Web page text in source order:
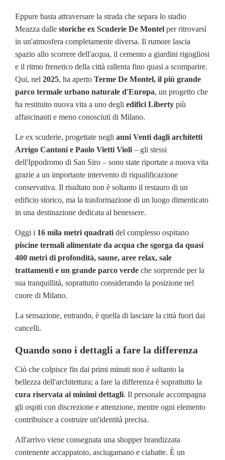
Eppure basta attraversare la strada che separa lo stadio
Meazza dalle storiche ex Scuderie De Montel per ritrovarsi
in un'atmosfera completamente diversa. Il rumore lascia
spazio allo scorrere dell'acqua, il cemento a giardini rigogliosi
e il ritmo frenetico della città rallenta fino quasi a scomparire.
Qui, nel 2025, ha aperto Terme De Montel, il più grande
parco termale urbano naturale d'Europa, un progetto che
ha restituito nuova vita a uno degli edifici Liberty più
affascinanti e meno conosciuti di Milano.
Le ex scuderie, progettate negli anni Venti dagli architetti
Arrigo Cantoni e Paolo Vietti Violi– gli stessi
dell'Ippodromo di San Siro – sono state riportate a nuova vita
grazie a un importante intervento di riqualificazione
conservativa. Il risultato non è soltanto il restauro di un
edificio storico, ma la trasformazione di un luogo dimenticato
in una destinazione dedicata al benessere.
Oggi i 16 mila metri quadratidel complesso ospitano
piscine termali alimentate da acqua che sgorga da quasi
400 metri di profondità, saune, aree relax, sale
trattamenti e un grande parco verde che sorprende per la
sua tranquillità, soprattutto considerando la posizione nel
cuore di Milano.
La sensazione, entrando, è quella di lasciare la città fuori dai
cancelli.
Quando sono i dettagli a fare la differenza
Ciò che colpisce fin dai primi minuti non è soltanto la
bellezza dell'architettura; a fare la differenza è soprattutto la
cura riservata ai minimi dettagli. Il personale accompagna
gli ospiti con discrezione e attenzione, mentre ogni elemento
contribuisce a costruire un'identità precisa.
All'arrivo viene consegnata una shopper brandizzata
contenente accappatoio, asciugamano e ciabatte. È un